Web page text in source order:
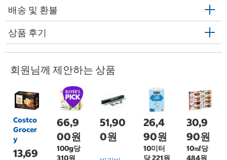
배송 및 환불
상품 후기
회원님께 제안하는 상품
Costco
Grocer
y
13,69
66,9
00원
100g당
310원
51,90
0원
26,4
90원
10미터
당 221원
30,9
90원
10㎖당
484원